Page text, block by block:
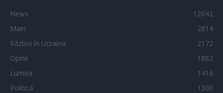
News
12042
Main
2814
Război în Ucraina
2172
Opinii
1882
Lumea
1416
Politică
1300